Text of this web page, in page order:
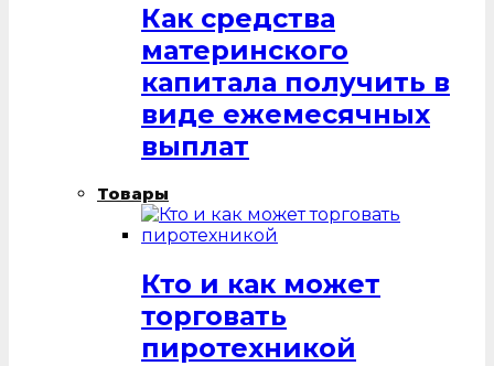
Как средства
материнского
капитала получить в
виде ежемесячных
выплат
Товары
Кто и как может
торговать
пиротехникой